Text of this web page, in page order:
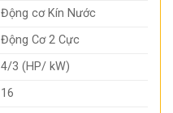
Động cơ Kín Nước
Động Cơ 2 Cực
4/3 (HP/ kW)
16